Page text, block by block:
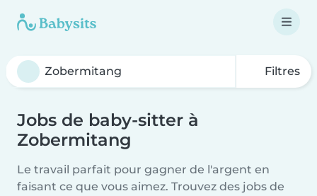
Filtres
Jobs de baby-sitter à
Zobermitang
Le travail parfait pour gagner de l'argent en
faisant ce que vous aimez. Trouvez des jobs de